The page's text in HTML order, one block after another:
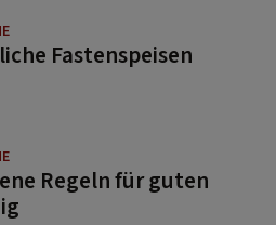
Fastenspeisen
Regeln für guten